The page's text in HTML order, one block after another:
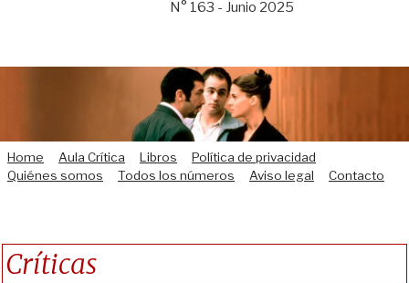
N° 163 - Junio 2025
Home Aula Crítica Libros
Política de privacidad
Quiénes somos
Todos los números Aviso legal Contacto
Críticas